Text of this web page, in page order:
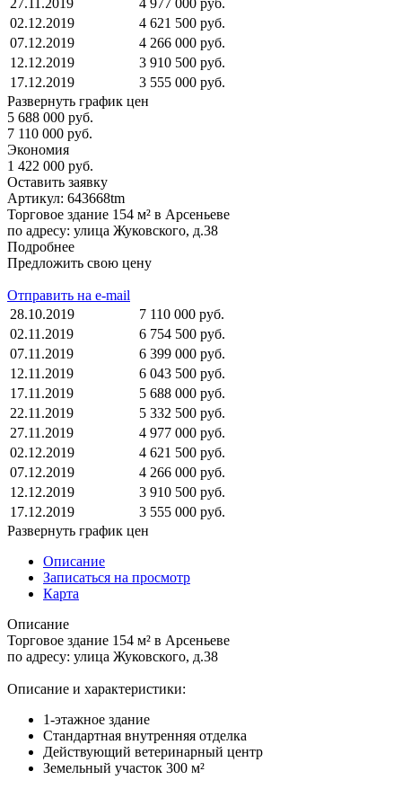
02.12.2019
4 621 500 руб.
07.12.2019
4 266 000 руб.
12.12.2019
3 910 500 руб.
17.12.2019
3 555 000 руб.
Развернуть график цен
5 688 000 руб.
7 110 000 руб.
Экономия
1 422 000 руб.
Оставить заявку
Артикул: 643668tm
Торговое здание 154 м² в Арсеньеве
по адресу: улица Жуковского, д.38
Подробнее
Предложить свою цену
Отправить на e-mail
28.10.2019
7 110 000 руб.
02.11.2019
6 754 500 руб.
07.11.2019
6 399 000 руб.
12.11.2019
6 043 500 руб.
17.11.2019
5 688 000 руб.
22.11.2019
5 332 500 руб.
27.11.2019
4 977 000 руб.
02.12.2019
4 621 500 руб.
07.12.2019
4 266 000 руб.
12.12.2019
3 910 500 руб.
17.12.2019
3 555 000 руб.
Развернуть график цен
Описание
Записаться на просмотр
Карта
Описание
Торговое здание 154 м² в Арсеньеве
по адресу: улица Жуковского, д.38
Описание и характеристики:
1-этажное здание
Стандартная внутренняя отделка
Действующий ветеринарный центр
Земельный участок 300 м²